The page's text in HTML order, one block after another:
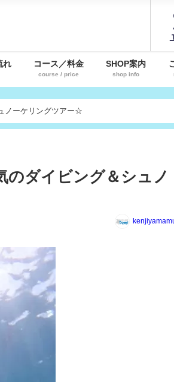
れ コース／料金
course / price
SHOP案内
shop info
ノーケリングツアー☆
ダイビング＆シュノ